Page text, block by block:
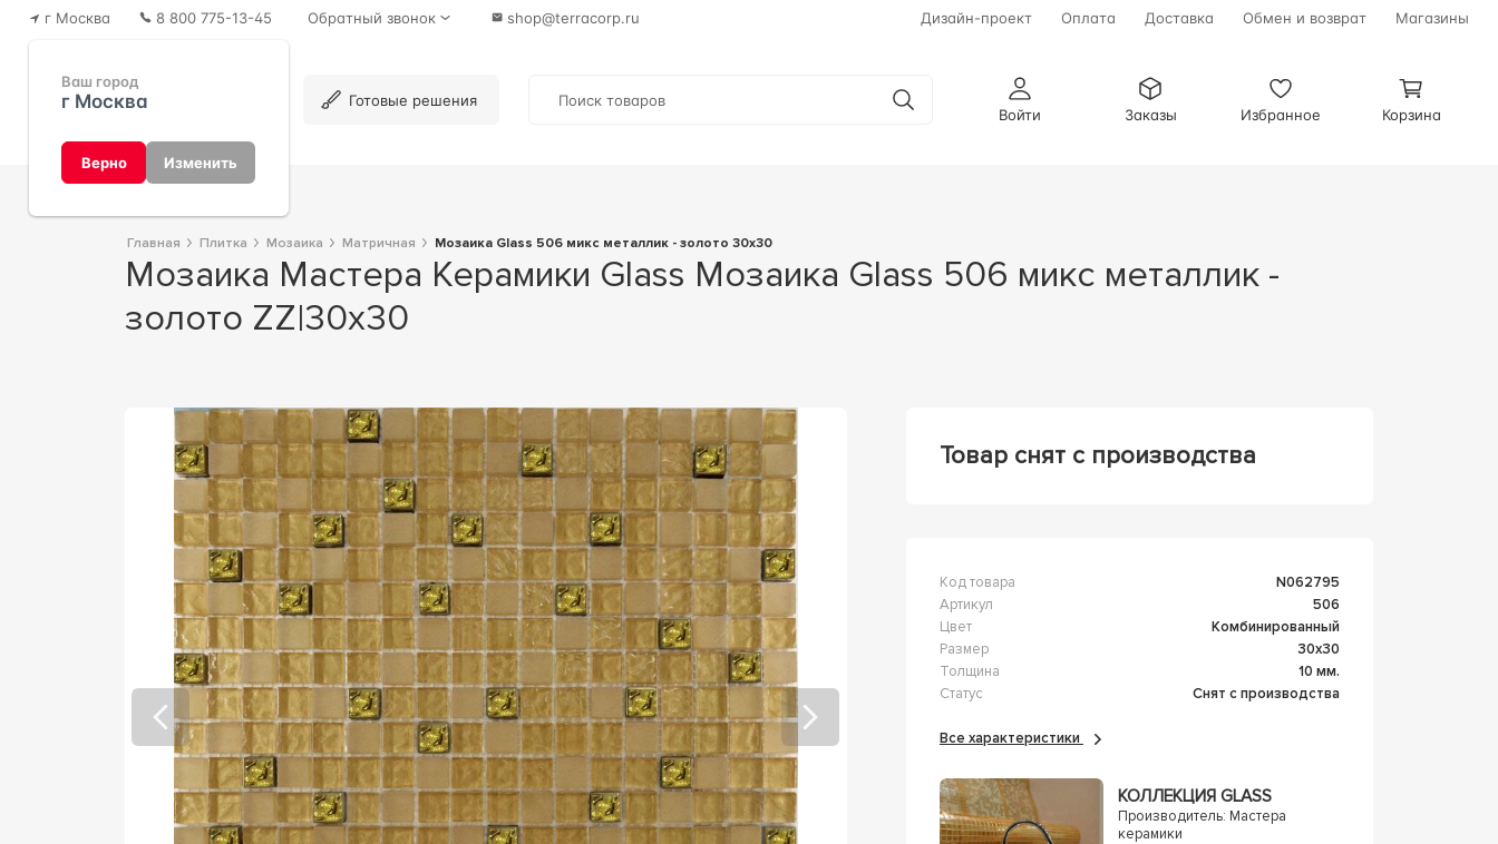
г Москва
Ваш город
г Москва
Верно Изменить
8 800 775-13-45 Обратный звонок shop@terracorp.ru Дизайн-проект Оплата Доставка Обмен и возврат Магазины
Готовые решения
Войти
Заказы Избранное Корзина
Главная Плитка Мозаика Матричная Мозаика Glass 506 микс металлик - золото 30х30
Мозаика Мастера Керамики Glass Мозаика Glass 506 микс металлик -
золото ZZ|30х30
Товар снят с производства
Код товара
n062795
Артикул
506
Цвет
Комбинированный
Размер
30x30
Толщина
10 мм.
Статус
Снят с производства
Все характеристики
КОЛЛЕКЦИЯ GLASS
Производитель: Мастера
керамики